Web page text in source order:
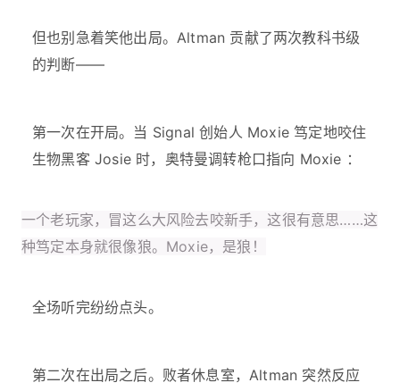
但也别急着笑他出局。Altman 贡献了两次教科书级
的判断——
第一次在开局。当 Signal 创始人 Moxie 笃定地咬住
生物黑客 Josie 时，奥特曼调转枪口指向 Moxie ：
一个老玩家，冒这么大风险去咬新手，这很有意思……这
种笃定本身就很像狼。Moxie，是狼！
全场听完纷纷点头。
第二次在出局之后。败者休息室，Altman 突然反应